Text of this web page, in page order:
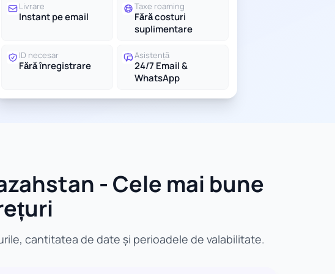
Livrare
Instant pe email
Taxe roaming
Fără costuri
suplimentare
ID necesar
Fără înregistrare
Asistență
24/7 Email &
WhatsApp
- Cele mai bune
cantitatea de date și perioadele de valabilitate.